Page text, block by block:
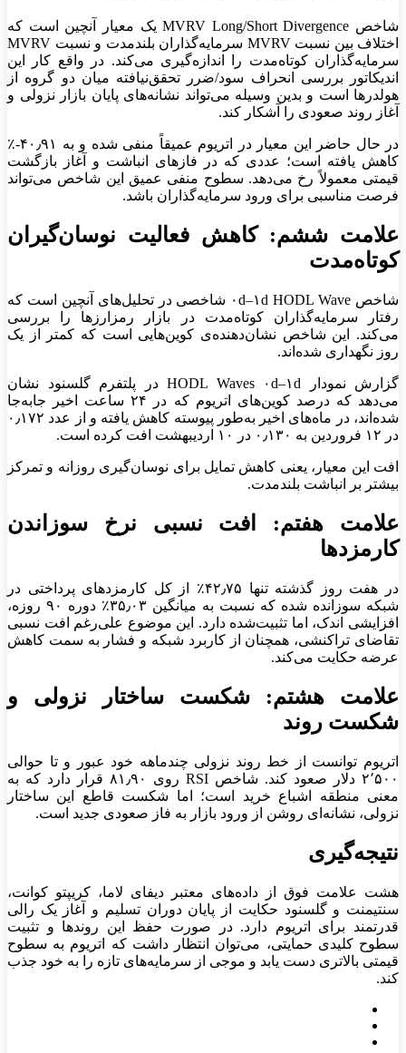
شاخص MVRV Long/Short Divergence یک معیار آنچین است که
اختلاف بین نسبت MVRV سرمایه‌گذاران بلندمدت و نسبت MVRV
سرمایه‌گذاران کوتاه‌مدت را اندازه‌گیری می‌کند. در واقع کار این
اندیکاتور بررسی انحراف سود/ضرر تحقق‌نیافته میان دو گروه از
هولدر‌ها است و بدین وسیله می‌تواند نشانه‌های پایان بازار نزولی و
آغاز روند صعودی را آشکار کند.
در حال حاضر این معیار در اتریوم عمیقاً منفی شده و به ۴۰٫۹۱-٪
کاهش یافته است؛ عددی که در فاز‌های انباشت و آغاز بازگشت
قیمتی معمولاً رخ می‌دهد. سطوح منفی عمیق این شاخص می‌تواند
فرصت مناسبی برای ورود سرمایه‌گذاران باشد.
علامت ششم: کاهش فعالیت نوسان‌گیران
کوتاه‌مدت
شاخص ۰d–۱d HODL Wave شاخصی در تحلیل‌های آنچین است که
رفتار سرمایه‌گذاران کوتاه‌مدت در بازار رمزارز‌ها را بررسی
می‌کند. این شاخص نشان‌دهنده‌ی کوین‌هایی است که کمتر از یک
روز نگهداری شده‌اند.
گزارش نمودار HODL Waves ۰d–۱d در پلتفرم گلسنود نشان
می‌دهد که درصد کوین‌های اتریوم که در ۲۴ ساعت اخیر جابه‌جا
شده‌اند، در ماه‌های اخیر به‌طور پیوسته کاهش یافته و از عدد ۰٫۱۷۲
در ۱۲ فروردین به ۰٫۱۳۰ در ۱۰ اردیبهشت افت کرده است.
افت این معیار، یعنی کاهش تمایل برای نوسان‌گیری روزانه و تمرکز
بیشتر بر انباشت بلندمدت.
علامت هفتم: افت نسبی نرخ سوزاندن
کارمزد‌ها
در هفت روز گذشته تنها ۴۲٫۷۵٪ از کل کارمزد‌های پرداختی در
شبکه سوزانده شده که نسبت به میانگین ۳۵٫۰۳٪ دوره ۹۰ روزه،
افزایشی اندک، اما تثبیت‌شده دارد. این موضوع علی‌رغم افت نسبی
تقاضای تراکنشی، همچنان از کاربرد شبکه و فشار به سمت کاهش
عرضه حکایت می‌کند.
علامت هشتم: شکست ساختار نزولی و
شکست روند
اتریوم توانست از خط روند نزولی چندماهه خود عبور و تا حوالی
۲٬۵۰۰ دلار صعود کند. شاخص RSI روی ۸۱٫۹۰ قرار دارد که به
معنی منطقه اشباع خرید است؛ اما شکست قاطع این ساختار
نزولی، نشانه‌ای روشن از ورود بازار به فاز صعودی جدید است.
نتیجه‌گیری
هشت علامت فوق از داده‌های معتبر دیفای لاما، کریپتو کوانت،
سنتیمنت و گلسنود حکایت از پایان دوران تسلیم و آغاز یک رالی
قدرتمند برای اتریوم دارد. در صورت حفظ این روند‌ها و تثبیت
سطوح کلیدی حمایتی، می‌توان انتظار داشت که اتریوم به سطوح
قیمتی بالاتری دست یابد و موجی از سرمایه‌های تازه را به خود جذب
کند.